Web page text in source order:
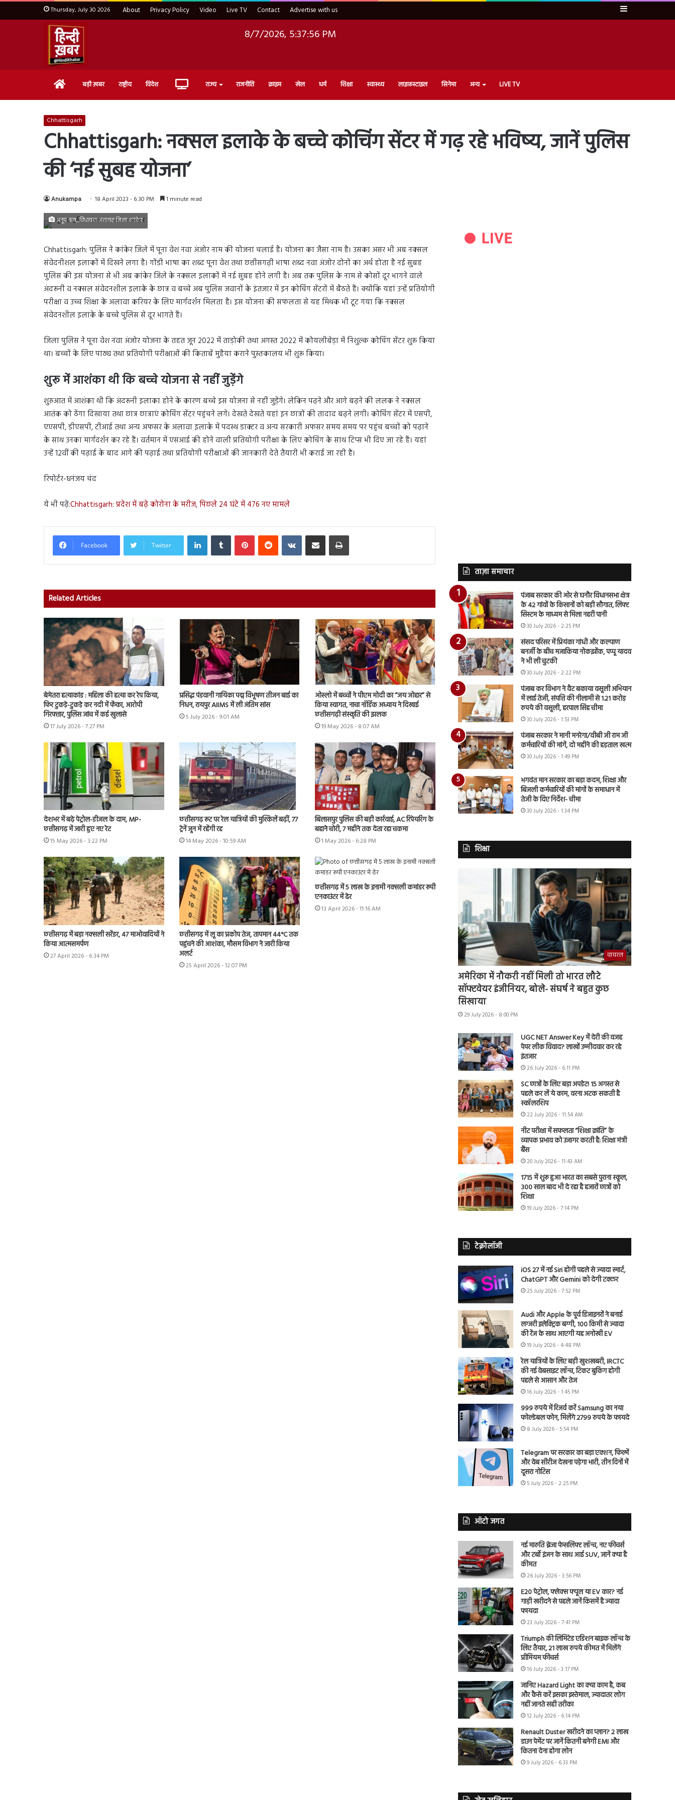
Thursday, July 30 2026 About Privacy Policy Video Live TV Contact Advertise with us Sidebar
8/7/2026, 5:37:57 PM
Home बड़ी ख़बर राष्ट्रीय विदेश Live राज्य राजनीति क्राइम खेल धर्म शिक्षा स्वास्थ्य लाइफ़स्टाइल सिनेमा अन्य LIVE TV
Chhattisgarh
Chhattisgarh: नक्सल इलाके के बच्चे कोचिंग सेंटर में गढ़ रहे भविष्य, जानें पुलिस
की ‘नई सुबह योजना’
Anukampa 18 April 2023 - 6:30 PM 1 minute read
अनूप नाग,,विधायक अंतागढ़ जिला कांकेर
Chhattisgarh: पुलिस ने कांकेर जिले में पूना वेश नवा अंजोर नाम की योजना चलाई है। योजना का जैसा नाम है। उसका असर भी अब नक्सल
संवेदनीशल इलाकों में दिखने लगा है। गोंडी भाषा का शब्द पूना वेश तथा छत्तीसगढ़ी भाषा शब्द नवा अंजोर दोनों का अर्थ होता है नई सुबह
पुलिस की इस योजना से भी अब कांकेर जिले के नक्सल इलाकों में नई सुबह होने लगी है। अब तक पुलिस के नाम से कोसों दूर भागने वाले
अंदरूनी व नक्सल संवेदनशील इलाके के छात्र व बच्चे अब पुलिस जवानों के इंतजार में इन कोचिंग सेंटरों में बैठते हैं। क्योंकि यहां उन्हें प्रतियोगी
परीक्षा व उच्च शिक्षा के अलावा करियर के लिए मार्गदर्शन मिलता है। इस योजना की सफलता से यह मिथक भी टूट गया कि नक्सल
संवेदनशील इलाके के बच्चे पुलिस से दूर भागते हैं।
जिला पुलिस ने पूना वेश नवा अंजोर योजना के तहत जून 2022 में ताड़ोकी तथा अगस्त 2022 में कोयलीबेड़ा में निशुल्क कोचिंग सेंटर शुरू किया
था। बच्चों के लिए पाठ्य तथा प्रतियोगी परीक्षाओं की किताबें मुहैया कराने पुस्तकालय भी शुरू किया।
शुरू में आशंका थी कि बच्चे योजना से नहीं जुड़ेंगे
शुरुआत में आशंका थी कि अंदरूनी इलाका होने के कारण बच्चे इस योजना से नहीं जुड़ेंगे। लेकिन पढ़ने और आगे बढ़ने की ललक ने नक्सल
आतंक को ठेंगा दिखाया तथा छात्र छात्राएं कोचिंग सेंटर पहुंचने लगे। देखते देखते यहां इन छात्रों की तादाद बढ़ने लगी। कोचिंग सेंटर में एसपी,
एएसपी, डीएसपी, टीआई तथा अन्य अफसर के अलावा इलाके में पदस्थ डाक्टर व अन्य सरकारी अफसर समय समय पर पहुंच बच्चों को पढ़ाने
के साथ उनका मार्गदर्शन कर रहे हैं। वर्तमान में एसआई की होने वाली प्रतियोगी परीक्षा के लिए कोचिंग के साथ टिप्स भी दिए जा रहे हैं। यहां
उन्हें 12वीं की पढ़ाई के बाद आगे की पढ़ाई तथा प्रतियोगी परीक्षाओं की जानकारी देते तैयारी भी कराई जा रही है।
रिपोर्टर-धनंजय चंद
ये भी पढ़े:Chhattisgarh: प्रदेश में बढ़े कोरोना के मरीज, पिछले 24 घंटे में 476 नए मामले
Facebook Twitter
LinkedInTumblr PinterestReddit VKontakteShare via Email Print
Related Articles
बेमेतरा हत्याकांड : महिला की हत्या कर रेप किया,
फिर टुकड़े-टुकड़े कर नदी में फेंका, आरोपी
गिरफ्तार, पुलिस जांच में कई खुलासे
17 July 2026 - 7:27 PM
प्रसिद्ध पंडवानी गायिका पद्म विभूषण तीजन बाई का
निधन, रायपुर AIIMS में ली अंतिम सांस
5 July 2026 - 9:01 AM
ओस्लो में बच्चों ने पीएम मोदी का “जय जोहार” से
किया स्वागत, नाचा नॉर्डिक अध्याय ने दिखाई
छत्तीसगढ़ी संस्कृति की झलक
19 May 2026 - 8:07 AM
देशभर में बढ़े पेट्रोल-डीजल के दाम, MP-
छत्तीसगढ़ में जारी हुए नए रेट
15 May 2026 - 3:22 PM
छत्तीसगढ़ रूट पर रेल यात्रियों की मुश्किलें बढ़ीं, 77
ट्रेनें जून में रहेंगी रद्द
14 May 2026 - 10:59 AM
बिलासपुर पुलिस की बड़ी कार्रवाई, AC रिपेयरिंग के
बहाने चोरी, 7 महीने तक देता रहा चकमा
1 May 2026 - 6:28 PM
छत्तीसगढ़ में बड़ा नक्सली सरेंडर, 47 माओवादियों ने
किया आत्मसमर्पण
27 April 2026 - 6:34 PM
छत्तीसगढ़ में लू का प्रकोप तेज, तापमान 44°C तक
पहुंचने की आशंका, मौसम विभाग ने जारी किया
अलर्ट
25 April 2026 - 12:07 PM
छत्तीसगढ़ में 5 लाख के इनामी नक्सली कमांडर रूपी
एनकाउंटर में ढेर
13 April 2026 - 11:16 AM
ताज़ा समाचार
पंजाब सरकार की ओर से घनौर विधानसभा क्षेत्र
के 42 गांवों के किसानों को बड़ी सौगात, लिफ्ट
सिस्टम के माध्यम से मिला नहरी पानी
30 July 2026 - 2:25 PM
संसद परिसर में प्रियंका गांधी और कल्याण
बनर्जी के बीच मजाकिया नोकझोंक, पप्पू यादव
ने भी ली चुटकी
30 July 2026 - 2:22 PM
पंजाब कर विभाग ने वैट बकाया वसूली अभियान
में लाई तेजी, संपत्ति की नीलामी से 1.21 करोड़
रुपये की वसूली, हरपाल सिंह चीमा
30 July 2026 - 1:53 PM
पंजाब सरकार ने मानी मनरेगा/वीबी जी राम जी
कर्मचारियों की मांगें, दो महीने की हड़ताल खत्म
30 July 2026 - 1:49 PM
भगवंत मान सरकार का बड़ा कदम, शिक्षा और
बिजली कर्मचारियों की मांगों के समाधान में
तेजी के दिए निर्देश- चीमा
30 July 2026 - 1:34 PM
शिक्षा
वायरल
अमेरिका में नौकरी नहीं मिली तो भारत लौटे
सॉफ्टवेयर इंजीनियर, बोले- संघर्ष ने बहुत कुछ
सिखाया
29 July 2026 - 8:00 PM
UGC NET Answer Key में देरी की वजह
पेपर लीक विवाद? लाखों उम्मीदवार कर रहे
इंतजार
26 July 2026 - 6:11 PM
SC छात्रों के लिए बड़ा अपडेट! 15 अगस्त से
पहले कर लें ये काम, वरना अटक सकती है
स्कॉलरशिप
22 July 2026 - 11:54 AM
नीट परीक्षा में सफलता “शिक्षा क्रांति” के
व्यापक प्रभाव को उजागर करती है: शिक्षा मंत्री
बैंस
20 July 2026 - 11:43 AM
1715 में शुरू हुआ भारत का सबसे पुराना स्कूल,
300 साल बाद भी दे रहा है हजारों छात्रों को
शिक्षा
19 July 2026 - 7:14 PM
टेक्नोलॉजी
iOS 27 में नई Siri होगी पहले से ज्यादा स्मार्ट,
ChatGPT और Gemini को देगी टक्कर
25 July 2026 - 7:52 PM
Audi और Apple के पूर्व डिजाइनरों ने बनाई
लग्जरी इलेक्ट्रिक बग्गी, 100 किमी से ज्यादा
की रेंज के साथ आएगी यह अनोखी EV
19 July 2026 - 4:48 PM
रेल यात्रियों के लिए बड़ी खुशखबरी, IRCTC
की नई वेबसाइट लॉन्च, टिकट बुकिंग होगी
पहले से आसान और तेज
16 July 2026 - 1:45 PM
999 रुपये में रिजर्व करें Samsung का नया
फोल्डेबल फोन, मिलेंगे 2799 रुपये के फायदे
8 July 2026 - 5:54 PM
Telegram पर सरकार का बड़ा एक्शन, फिल्में
और वेब सीरीज देखना पड़ेगा भारी, तीन दिनों में
दूसरा नोटिस
5 July 2026 - 2:25 PM
ऑटो जगत
नई मारुति ब्रेजा फेसलिफ्ट लॉन्च, नए फीचर्स
और टर्बो इंजन के साथ आई SUV, जानें क्या है
कीमत
26 July 2026 - 3:56 PM
E20 पेट्रोल, फ्लेक्स फ्यूल या EV कार? नई
गाड़ी खरीदने से पहले जानें किसमें है ज्यादा
फायदा
23 July 2026 - 7:41 PM
Triumph की लिमिटेड एडिशन बाइक लॉन्च के
लिए तैयार, 21 लाख रुपये कीमत में मिलेंगे
प्रीमियम फीचर्स
16 July 2026 - 3:17 PM
जानिए Hazard Light का क्या काम है, कब
और कैसे करें इसका इस्तेमाल, ज्यादातर लोग
नहीं जानते सही तरीका
12 July 2026 - 6:14 PM
Renault Duster खरीदने का प्लान? 2 लाख
डाउन पेमेंट पर जानें कितनी बनेगी EMI और
कितना देना होगा लोन
9 July 2026 - 6:33 PM